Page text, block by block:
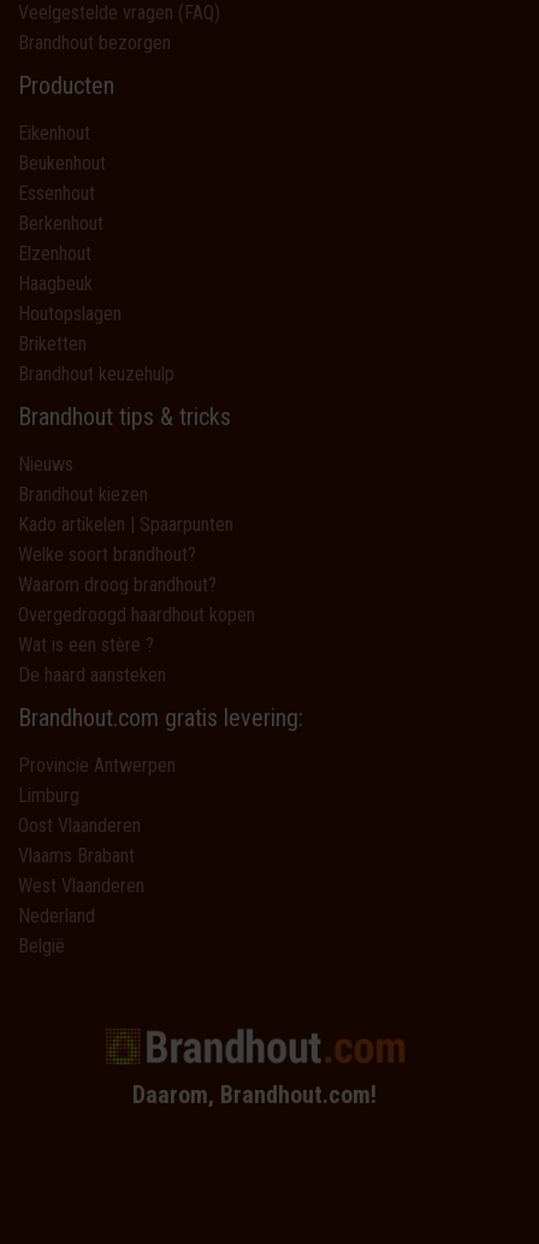
Veelgestelde vragen (FAQ)
Brandhout bezorgen
Producten
Eikenhout
Beukenhout
Essenhout
Berkenhout
Elzenhout
Haagbeuk
Houtopslagen
Briketten
Brandhout keuzehulp
Brandhout tips & tricks
Nieuws
Brandhout kiezen
Kado artikelen | Spaarpunten
Welke soort brandhout?
Waarom droog brandhout?
Overgedroogd haardhout kopen
Wat is een stère ?
De haard aansteken
Brandhout.com gratis levering:
Provincie Antwerpen
Limburg
Oost Vlaanderen
Vlaams Brabant
West Vlaanderen
Nederland
België
Daarom, Brandhout.com!